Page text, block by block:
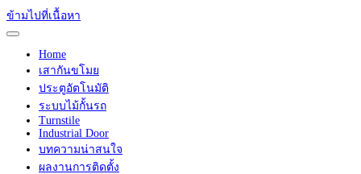
ข้ามไปที่เนื้อหา
Home
เสากันขโมย
ประตูอัตโนมัติ
ระบบไม้กั้นรถ
Turnstile
Industrial Door
บทความน่าสนใจ
ผลงานการติดตั้ง